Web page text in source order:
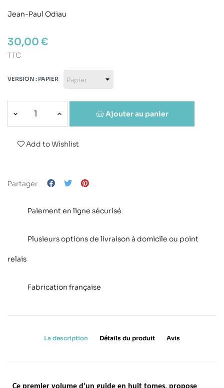
Jean-Paul Odiau
30,00 €
TTC
VERSION : PAPIER
Ajouter au panier
Add to Wishlist
Partager
Paiement en ligne sécurisé
Plusieurs options de livraison à domicile ou point
relais
Fabrication française
La description Détails du produit Avis
Ce premier volume d ’un guide en huit tomes, propose